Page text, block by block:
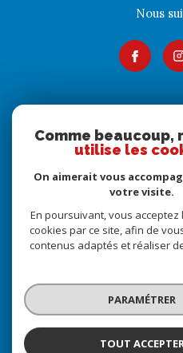
Nous
© 2026 | Tous droits
Nos honoraires
Mentions légales
Comme beaucoup,
utilise les
On aimerait vous
votre visite.
En poursuivant, vous
cookies par ce site, afin de
contenus adaptés et réaliser
PARAMÉTRER
TOUT ACCEPTER